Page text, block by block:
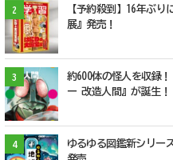
2
【予約殺到】16年ぶ
展』発売！
3
約600体の怪人を収録
ー 改造人間』が誕生！
4
ゆるゆる図鑑新シリー